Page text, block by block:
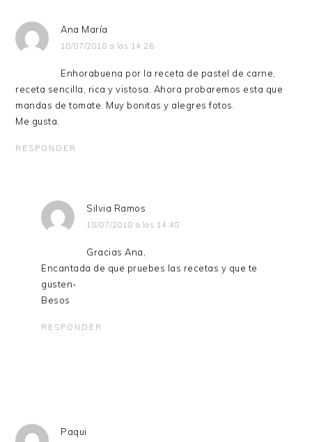
Ana María
18/07/2018 a las 14:26
Enhorabuena por la receta de pastel de carne,
receta sencilla, rica y vistosa. Ahora probaremos esta que
mandas de tomate. Muy bonitas y alegres fotos.
Me gusta.
RESPONDER
Silvia Ramos
18/07/2018 a las 14:48
Gracias Ana,
Encantada de que pruebes las recetas y que te
gusten-
Besos
RESPONDER
Paqui